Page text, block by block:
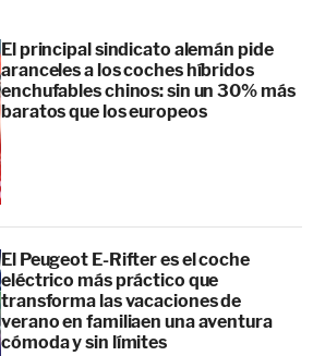
El principal sindicato alemán pide
aranceles a los coches híbridos
enchufables chinos: sin un 30% más
baratos que los europeos
El Peugeot E-Rifter es el coche
eléctrico más práctico que
transforma las vacaciones de
verano en familiaen una aventura
cómoda y sin límites